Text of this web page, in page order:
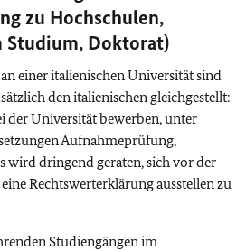
zu Hochschulen,
Doktorat)
einer italienischen Universität sind
den italienischen gleichgestellt:
der Universität bewerben, unter
Aufnahmeprüfung,
wird dringend geraten, sich vor der
Rechtswerterklärung ausstellen zu
Studiengängen im